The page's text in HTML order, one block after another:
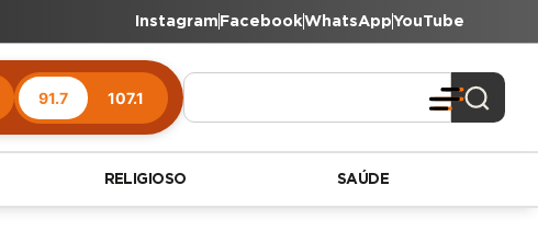
Instagram FacebookWhatsAppYouTube
91.7 107.1
RELIGIOSO SAÚDE